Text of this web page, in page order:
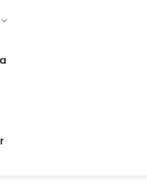
Categorie: